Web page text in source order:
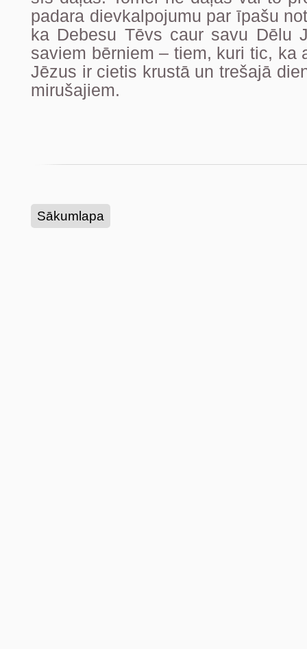
padara dievkalpojumu par īpašu
ka Debesu Tēvs caur savu Dēlu
saviem bērniem – tiem, kuri tic, ka
Jēzus ir cietis krustā un trešajā
mirušajiem.
Sākumlapa